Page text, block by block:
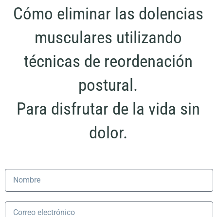
Cómo eliminar las dolencias
musculares utilizando
técnicas de reordenación
postural.
Para disfrutar de la vida sin
dolor.